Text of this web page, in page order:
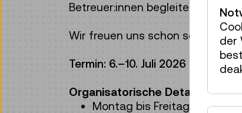
Betreuer:innen begleitet die
Wir freuen uns schon sehr auf
Termin: 6.–10. Juli 2026
Organisatorische Details:
Montag bis Freitag,
der